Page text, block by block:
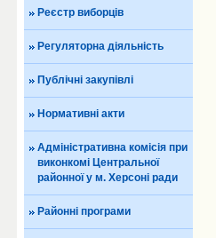
Реєстр виборців
Регуляторна діяльність
Публічні закупівлі
Нормативні акти
Адміністративна комісія при
виконкомі Центральної
районної у м. Херсоні ради
Районні програми